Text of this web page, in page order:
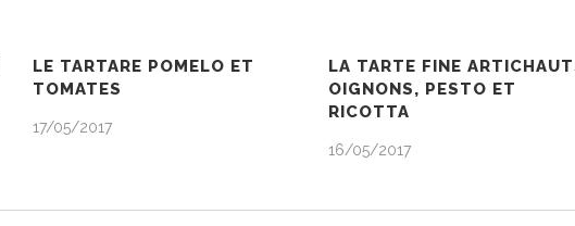
LE TARTARE POMELO ET
TOMATES
17/05/2017
LA TARTE FINE
OIGNONS, PESTO ET
RICOTTA
16/05/2017